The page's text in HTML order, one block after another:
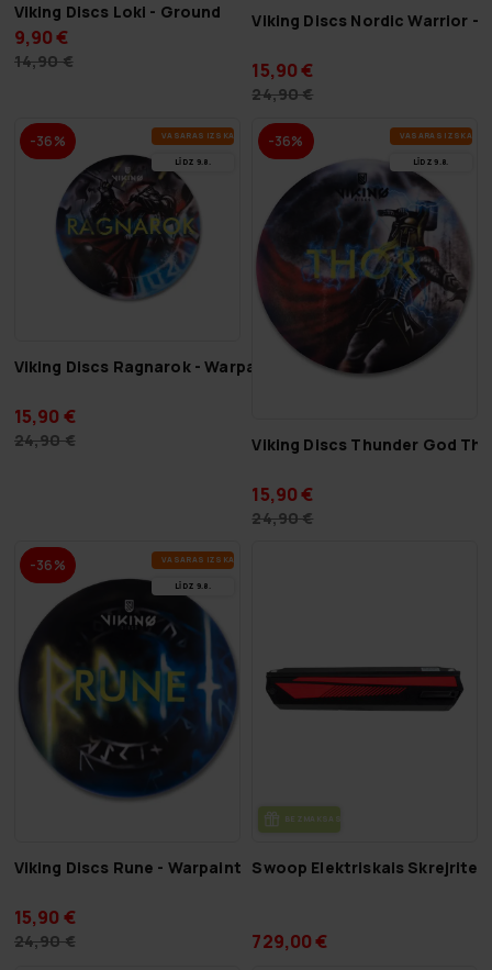
Viking Discs Loki - Ground
9,90 €
14,90 €
Viking Discs Nordic Warrior -
15,90 €
24,90 €
-36% VA­SA­RAS IZ­SKA­ŅA
LĪDZ 9.8.
Viking Discs Ragnarok - Warpaint
15,90 €
24,90 €
-36% VA­SA­RAS IZ­SKA­ŅA
LĪDZ 9.8.
Viking Discs Thunder God
15,90 €
24,90 €
-36% VA­SA­RAS IZ­SKA­ŅA
LĪDZ 9.8.
Viking Discs Rune - Warpaint
15,90 €
24,90 €
BEZ­MAK­SAS PIE­GĀ­DE
Swoop Elektriskais
729,00 €